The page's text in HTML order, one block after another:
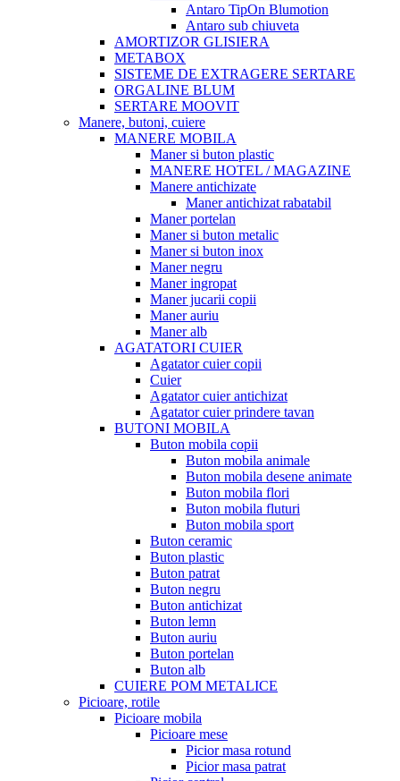
Antaro TipOn Blumotion
Antaro sub chiuveta
AMORTIZOR GLISIERA
METABOX
SISTEME DE EXTRAGERE SERTARE
ORGALINE BLUM
SERTARE MOOVIT
Manere, butoni, cuiere
MANERE MOBILA
Maner si buton plastic
MANERE HOTEL / MAGAZINE
Manere antichizate
Maner antichizat rabatabil
Maner portelan
Maner si buton metalic
Maner si buton inox
Maner negru
Maner ingropat
Maner jucarii copii
Maner auriu
Maner alb
AGATATORI CUIER
Agatator cuier copii
Cuier
Agatator cuier antichizat
Agatator cuier prindere tavan
BUTONI MOBILA
Buton mobila copii
Buton mobila animale
Buton mobila desene animate
Buton mobila flori
Buton mobila fluturi
Buton mobila sport
Buton ceramic
Buton plastic
Buton patrat
Buton negru
Buton antichizat
Buton lemn
Buton auriu
Buton portelan
Buton alb
CUIERE POM METALICE
Picioare, rotile
Picioare mobila
Picioare mese
Picior masa rotund
Picior masa patrat